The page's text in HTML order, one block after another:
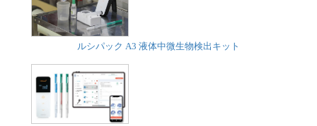
ルシパック A3 液体中微生物検出キット